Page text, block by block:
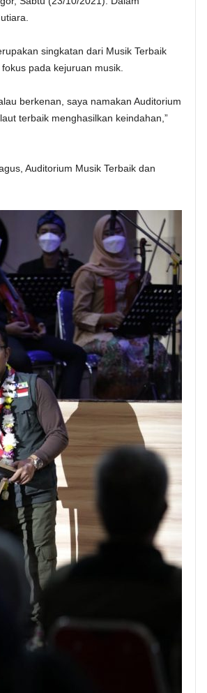
singkatan dari Musik Terbaik
pada kejuruan musik.
berkenan, saya namakan Auditorium
terbaik menghasilkan keindahan,”
Auditorium Musik Terbaik dan